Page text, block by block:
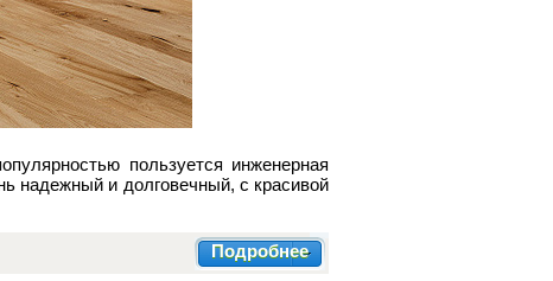
пользуется инженерная
надежный и долговечный, с красивой
Подробнее